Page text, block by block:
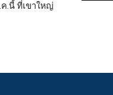
.นี้ ที่เขาใหญ่